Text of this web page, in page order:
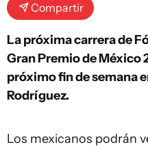
Compartir
La próxima carrera de
Gran Premio de México
próximo fin de semana
Rodríguez.
Los mexicanos podrán